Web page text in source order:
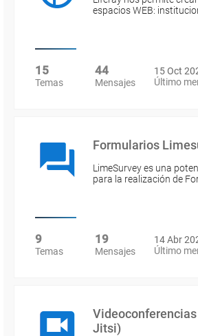
espacios WEB:
15
Temas
44
Mensajes
15 Oct
Último
Formularios
LimeSurvey es una
para la realización de
9
Temas
19
Mensajes
14 Abr
Último
Jitsi)